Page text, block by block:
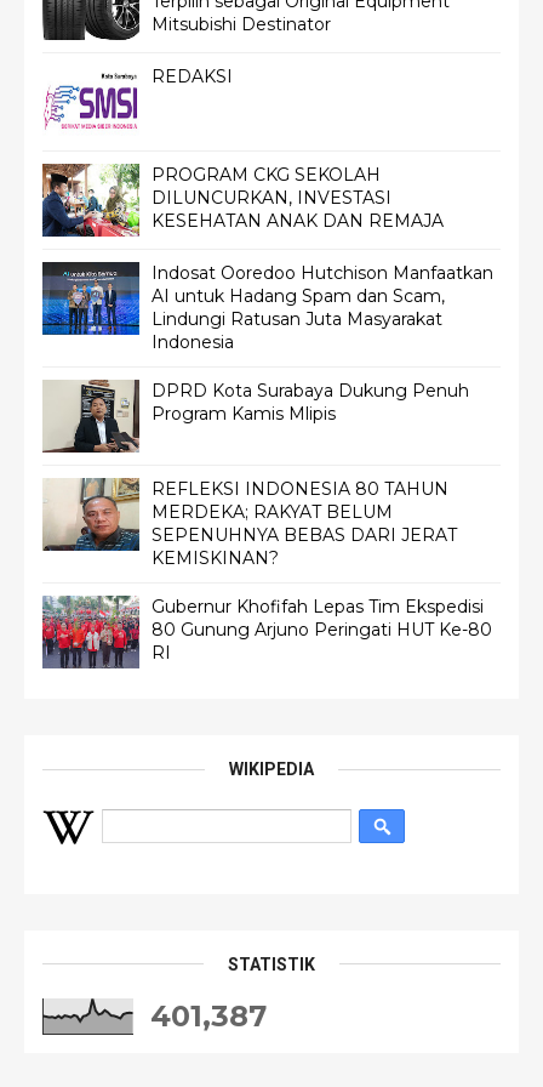
Mitsubishi Destinator
REDAKSI
PROGRAM CKG SEKOLAH
DILUNCURKAN, INVESTASI
KESEHATAN ANAK DAN REMAJA
Indosat Ooredoo Hutchison Manfaatkan
AI untuk Hadang Spam dan Scam,
Lindungi Ratusan Juta Masyarakat
Indonesia
DPRD Kota Surabaya Dukung Penuh
Program Kamis Mlipis
REFLEKSI INDONESIA 80 TAHUN
MERDEKA; RAKYAT BELUM
SEPENUHNYA BEBAS DARI JERAT
KEMISKINAN?
Gubernur Khofifah Lepas Tim Ekspedisi
80 Gunung Arjuno Peringati HUT Ke-80
RI
WIKIPEDIA
STATISTIK
401,387